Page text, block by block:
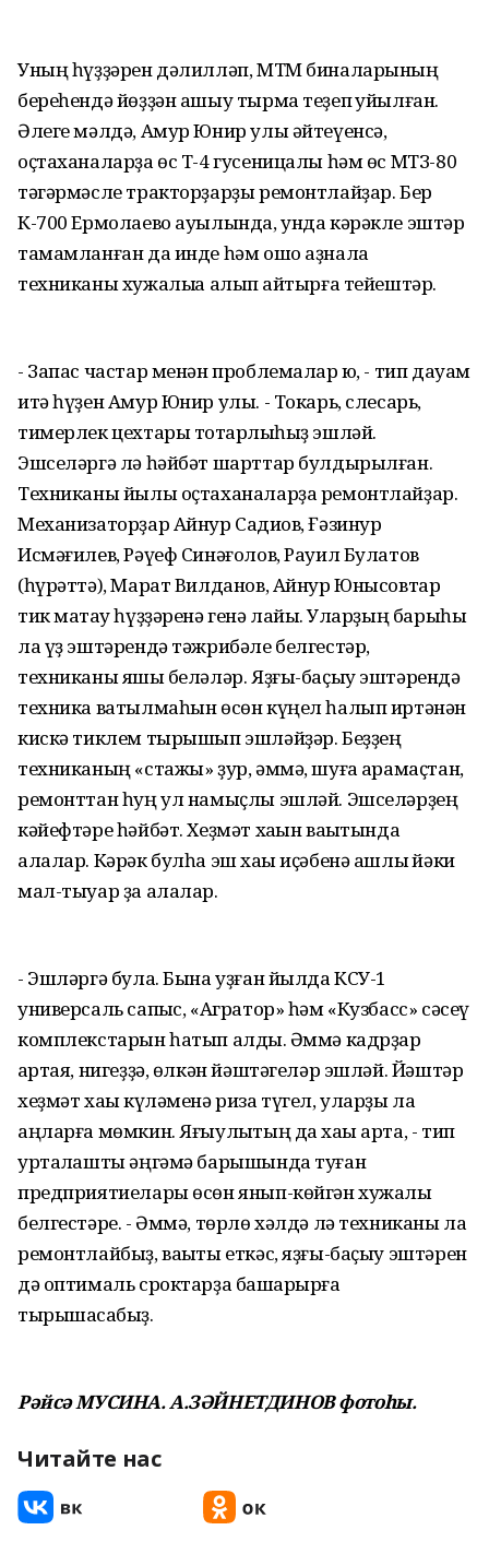
Уның һүҙҙәрен дәлилләп, МТМ биналарының
береһендә йөҙҙән ашыу тырма теҙеп ҡуйылған.
Әлеге мәлдә, Амур Юнир улы әйтеүенсә,
оҫтаханаларҙа өс Т-4 гусеницалы һәм өс МТЗ-80
тәгәрмәсле тракторҙарҙы ремонтлайҙар. Бер
К-700 Ермолаево ауылында, унда кәрәкле эштәр
тамамланған да инде һәм ошо аҙнала
техниканы хужалыҡҡа алып ҡайтырға тейештәр.
- Запас частар менән проблемалар юҡ, - тип дауам
итә һүҙен Амур Юнир улы. - Токарь, слесарь,
тимерлек цехтары тотҡарлыҡһыҙ эшләй.
Эшселәргә лә һәйбәт шарттар булдырылған.
Техниканы йылы оҫтаханаларҙа ремонтлайҙар.
Механизаторҙар Айнур Садиҡов, Ғәзинур
Исмәғилев, Рәүеф Синәғолов, Рауил Булатов
(һүрәттә), Марат Вилданов, Айнур Юнысовтар
тик маҡтау һүҙҙәренә генә лайыҡ. Уларҙың барыһы
ла үҙ эштәрендә тәжрибәле белгестәр,
техниканы яҡшы беләләр. Яҙғы-баҫыу эштәрендә
техника ватылмаһын өсөн күңел һалып иртәнән
кискә тиклем тырышып эшләйҙәр. Беҙҙең
техниканың «стажы» ҙур, әммә, шуға ҡарамаҫтан,
ремонттан һуң ул намыҫлы эшләй. Эшселәрҙең
кәйефтәре һәйбәт. Хеҙмәт хаҡын ваҡытында
алалар. Кәрәк булһа эш хаҡы иҫәбенә ашлыҡ йәки
мал-тыуар ҙа алалар.
- Эшләргә була. Бына уҙған йылда КСУ-1
универсаль сапҡыс, «Агратор» һәм «Кузбасс» сәсеү
комплекстарын һатып алдыҡ. Әммә кадрҙар
ҡартая, нигеҙҙә, өлкән йәштәгеләр эшләй. Йәштәр
хеҙмәт хаҡы күләменә риза түгел, уларҙы ла
аңларға мөмкин. Яғыулыҡтың да хаҡы арта, - тип
уртаҡлашты әңгәмә барышында туған
предприятиелары өсөн янып-көйгән хужалыҡ
белгестәре. - Әммә, төрлө хәлдә лә техниканы ла
ремонтлайбыҙ, ваҡыты еткәс, яҙғы-баҫыу эштәрен
дә оптималь сроктарҙа башҡарырға
тырышасаҡбыҙ.
Рәйсә МУСИНА. А.ЗӘЙНЕТДИНОВ фотоһы.
Читайте нас